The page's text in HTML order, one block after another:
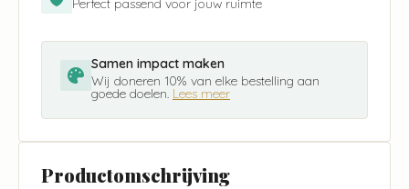
Perfect passend voor jouw ruimte
Samen impact maken
Wij doneren 10% van elke bestelling aan
goede doelen. Lees meer
Productomschrijving